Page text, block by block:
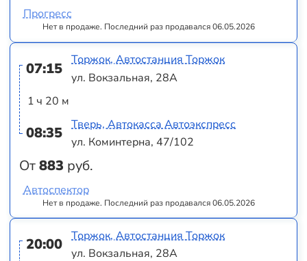
Нет в продаже. Последний раз продавался 06.05.2026
Прогресс
07:15
1 ч 20 м
08:35
От883 руб.
Торжок, Автостанция Торжок
ул. Вокзальная, 28А
Тверь, Автокасса Автоэкспресс
ул. Коминтерна, 47/102
Нет в продаже. Последний раз продавался 06.05.2026
Автоспектор
20:00
Торжок, Автостанция Торжок
ул. Вокзальная, 28А